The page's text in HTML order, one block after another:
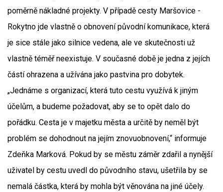
poměrně nákladné projekty. V případě cesty Maršovice -
Rokytno jde vlastně o obnovení původní komunikace, která
je sice stále jako silnice vedena, ale ve skutečnosti už
vlastně téměř neexistuje. V současné době je jedna z jejích
částí ohrazena a užívána jako pastvina pro dobytek.
„Jednáme s organizací, která tuto cestu využívá k jiným
účelům, a budeme požadovat, aby se to opět dalo do
pořádku. Cesta je v majetku města a určitě by neměl být
problém se dohodnout na jejím znovuobnovení,“ informuje
Zdeňka Marková. Pokud by se městu záměr zdařil a nynější
uživatel by cestu uvedl do původního stavu, ušetřila by se
nemalá částka, která by mohla být věnována na jiné účely.